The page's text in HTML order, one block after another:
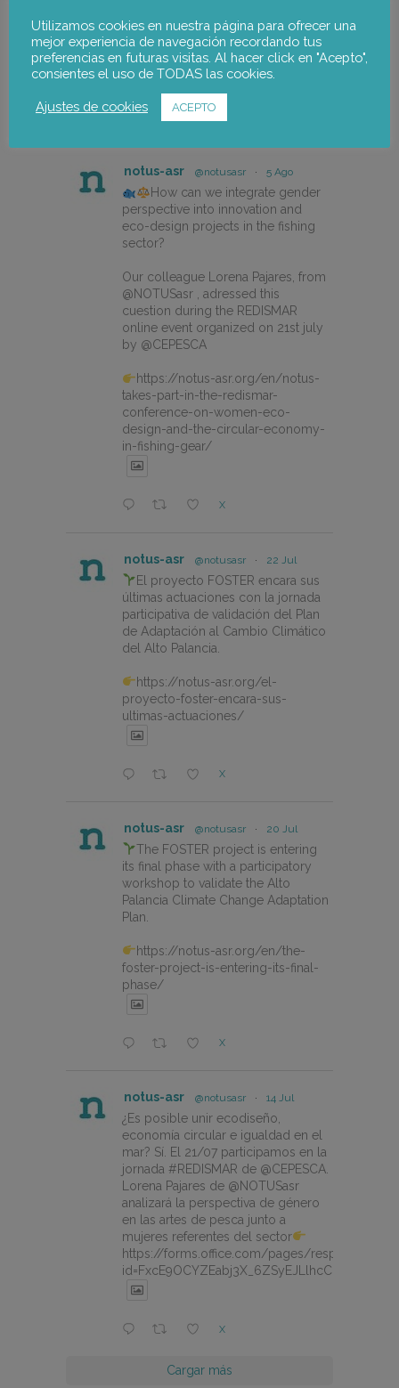
notus-asr
notus-asr @notusasr · 5 Ago
How can we integrate gender
perspective into innovation and
eco-design projects in the fishing
sector?
Our colleague Lorena Pajares, from
@NOTUSasr , adressed this
cuestion during the REDISMAR
online event organized on 21st july
by @CEPESCA
https://notus-asr.org/en/notus-
takes-part-in-the-redismar-
conference-on-women-eco-
design-and-the-circular-economy-
in-fishing-gear/
X
notus-asr @notusasr · 22 Jul
El proyecto FOSTER encara sus
últimas actuaciones con la jornada
participativa de validación del Plan
de Adaptación al Cambio Climático
del Alto Palancia.
https://notus-asr.org/el-
proyecto-foster-encara-sus-
ultimas-actuaciones/
X
notus-asr @notusasr · 20 Jul
The FOSTER project is entering
its final phase with a participatory
workshop to validate the Alto
Palancia Climate Change Adaptation
Plan.
https://notus-asr.org/en/the-
foster-project-is-entering-its-final-
phase/
X
notus-asr @notusasr · 14 Jul
¿Es posible unir ecodiseño,
economía circular e igualdad en el
mar? Sí. El 21/07 participamos en la
jornada #REDISMAR de @CEPESCA.
Lorena Pajares de @NOTUSasr
analizará la perspectiva de género
en las artes de pesca junto a
mujeres referentes del sector
https://forms.office.com/pages/
X
Cargar más
Utilizamos cookies en nuestra página para ofrecer una
mejor experiencia de navegación recordando tus
preferencias en futuras visitas. Al hacer click en "Acepto",
consientes el uso de TODAS las cookies.
Ajustes de cookies ACEPTO